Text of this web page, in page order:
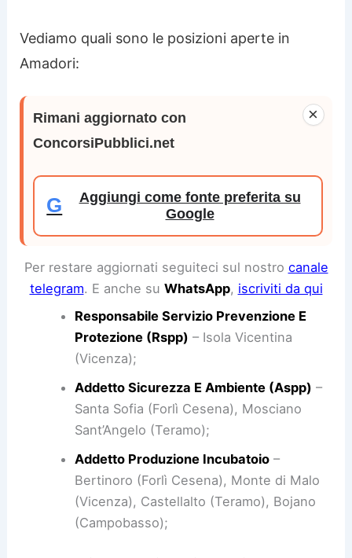
Vediamo quali sono le posizioni aperte in
Amadori:
×
Rimani aggiornato con
ConcorsiPubblici.net
G
Aggiungi come fonte preferita su
Google
Per restare aggiornati seguiteci sul nostro canale
telegram. E anche su WhatsApp, iscriviti da qui
Responsabile Servizio Prevenzione E
Protezione (Rspp) – Isola Vicentina
(Vicenza);
Addetto Sicurezza E Ambiente (Aspp) –
Santa Sofia (Forlì Cesena), Mosciano
Sant’Angelo (Teramo);
Addetto Produzione Incubatoio–
Bertinoro (Forlì Cesena), Monte di Malo
(Vicenza), Castellalto (Teramo), Bojano
(Campobasso);